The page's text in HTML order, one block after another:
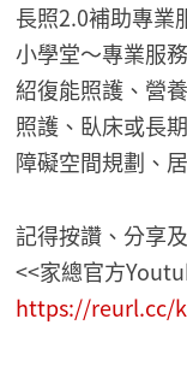
長照2.0補助專業
小學堂～專業服
紹復能照護、營
照護、臥床或長
障礙空間規劃、
記得按讚、分享
<<家總官方
https://reurl.cc/